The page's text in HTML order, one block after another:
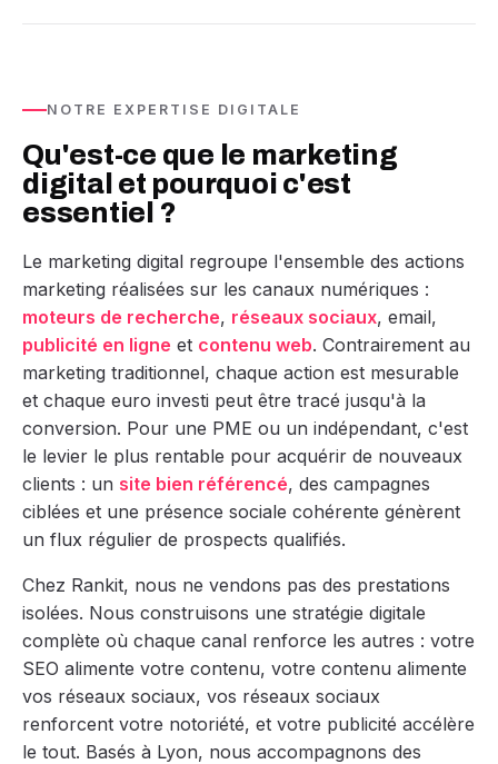
NOTRE EXPERTISE DIGITALE
Qu'est-ce que le marketing
digital et pourquoi c'est
essentiel ?
Le marketing digital regroupe l'ensemble des actions
marketing réalisées sur les canaux numériques :
moteurs de recherche, réseaux sociaux, email,
publicité en ligne et contenu web. Contrairement au
marketing traditionnel, chaque action est mesurable
et chaque euro investi peut être tracé jusqu'à la
conversion. Pour une PME ou un indépendant, c'est
le levier le plus rentable pour acquérir de nouveaux
clients : un site bien référencé, des campagnes
ciblées et une présence sociale cohérente génèrent
un flux régulier de prospects qualifiés.
Chez Rankit, nous ne vendons pas des prestations
isolées. Nous construisons une stratégie digitale
complète où chaque canal renforce les autres : votre
SEO alimente votre contenu, votre contenu alimente
vos réseaux sociaux, vos réseaux sociaux
renforcent votre notoriété, et votre publicité accélère
le tout. Basés à Lyon, nous accompagnons des